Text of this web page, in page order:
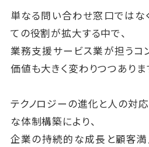
単なる問い合わせ窓口ではな
ての役割が拡大する中で、
業務支援サービス業が担うコ
価値も大きく変わりつつありま
テクノロジーの進化と人の対
な体制構築により、
企業の持続的な成長と顧客